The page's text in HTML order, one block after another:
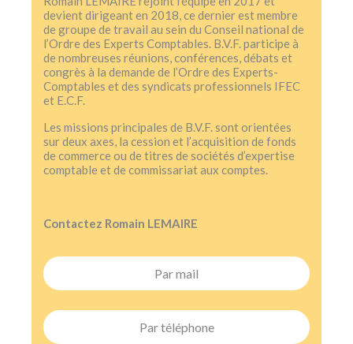
devient dirigeant en 2018, ce dernier est membre
de groupe de travail au sein du Conseil national de
l’Ordre des Experts Comptables. B.V.F. participe à
de nombreuses réunions, conférences, débats et
congrès à la demande de l’Ordre des Experts-
Comptables et des syndicats professionnels IFEC
et E.C.F.
Les missions principales de B.V.F. sont orientées
sur deux axes, la cession et l’acquisition de fonds
de commerce ou de titres de sociétés d’expertise
comptable et de commissariat aux comptes.
Contactez Romain LEMAIRE
Par mail
Par téléphone